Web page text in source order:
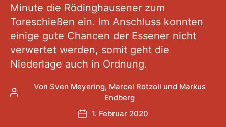
Minute die Rödinghausener zum
Toreschießen ein. Im Anschluss konnten
einige gute Chancen der Essener nicht
verwertet werden, somit geht die
Niederlage auch in Ordnung.
Beitragsautor
Von Sven Meyering, Marcel Rotzoll und Markus
Endberg
Veröffentlichungsdatum
1. Februar 2020